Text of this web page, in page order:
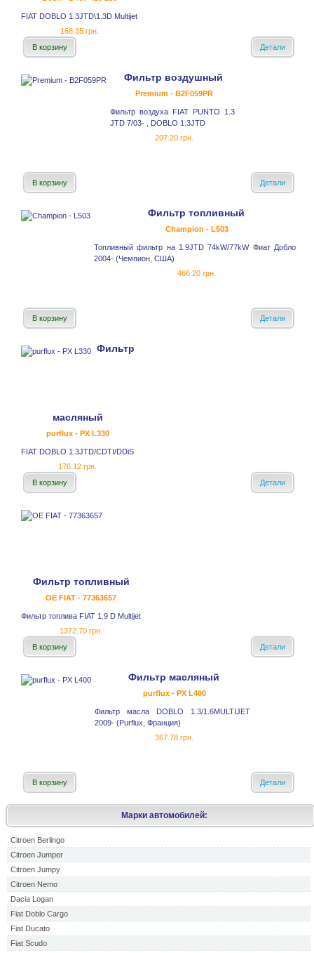
Марки автомобилей:
Citroen Berlingo
Citroen Jumper
Citroen Jumpy
Citroen Nemo
Dacia Logan
Fiat Doblo Cargo
Fiat Ducato
Fiat Scudo
FIAT DOBLO 1.3JTD\1.3D Multijet
168.35 грн.
В корзину
Детали
Фильтр воздушный
Premium - B2F059PR
Фильтр воздуха FIAT PUNTO 1.3
JTD 7/03- , DOBLO 1.3JTD
207.20 грн.
В корзину Детали
Фильтр топливный
Champion - L503
Топливный фильтр на 1.9JTD 74kW/77kW Фиат Добло
2004- (Чемпион, США)
466.20 грн.
В корзину Детали
Фильтр
масляный
purflux - PX L330
FIAT DOBLO 1.3JTD/CDTI/DDiS
176.12 грн.
В корзину
Детали
Фильтр топливный
OE FIAT - 77363657
Фильтр топлива FIAT 1.9 D Multijet
1372.70 грн.
В корзину
Детали
Фильтр масляный
purflux - PX L400
Фильтр масла DOBLO 1.3/1.6MULTIJET
2009- (Purflux, Франция)
367.78 грн.
В корзину Детали